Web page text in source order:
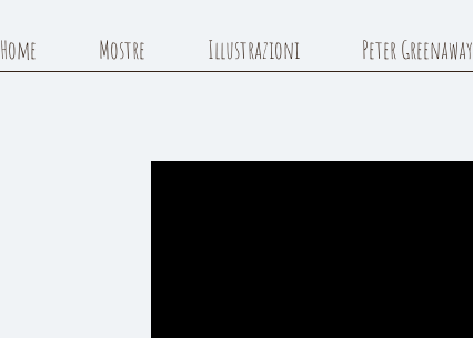
Home Mostre Illustrazioni Peter Greenaway